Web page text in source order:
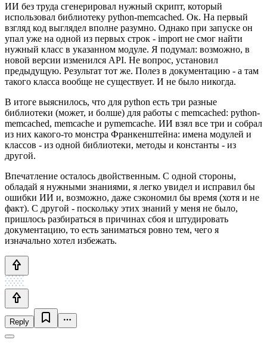
ИИ без труда сгенерировал нужный скрипт, который
использовал библиотеку python-memcached. Ок. На первый
взгляд код выглядел вполне разумно. Однако при запуске он
упал уже на одной из первых строк - import не смог найти
нужный класс в указанном модуле. Я подумал: возможно, в
новой версии изменился API. Не вопрос, установил
предыдущую. Результат тот же. Полез в документацию - а там
такого класса вообще не существует. И не было никогда.
В итоге выяснилось, что для python есть три разные
библиотеки (может, и болше) для работы с memcached: python-
memcached, memcache и pymemcache. ИИ взял все три и собрал
из них какого-то монстра Франкенштейна: имена модулей и
классов - из одной библиотеки, методы и константы - из
другой.
Впечатление осталось двойственным. С одной стороны,
обладай я нужными знаниями, я легко увидел и исправил бы
ошибки ИИ и, возможно, даже сэкономил бы время (хотя и не
факт). С другой - поскольку этих знаний у меня не было,
пришлось разбираться в причинах сбоя и штудировать
документацию, то есть заниматься ровно тем, чего я
изначально хотел избежать.
Reply